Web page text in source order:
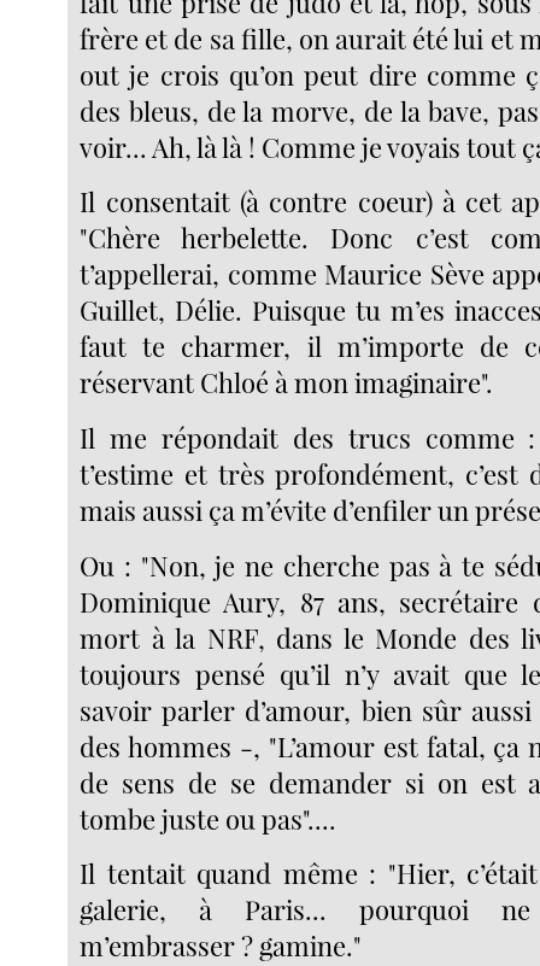
frère et de sa fille, on aurait été lui et
out je crois qu’on peut dire comme
des bleus, de la morve, de la bave,
voir... Ah, là là ! Comme je voyais tout
Il consentait (à contre coeur) à cet
"Chère herbelette. Donc c’est
t’appellerai, comme Maurice Sève
Guillet, Délie. Puisque tu m’es
faut te charmer, il m’importe de
réservant Chloé à mon imaginaire".
Il me répondait des trucs comme
t’estime et très profondément,
mais aussi ça m’évite d’enfiler un
Ou : "Non, je ne cherche pas à te
Dominique Aury, 87 ans, secrétaire
mort à la NRF, dans le Monde des
toujours pensé qu’il n’y avait que
savoir parler d’amour, bien sûr
des hommes -, "L’amour est fatal, ça
de sens de se demander si on est
tombe juste ou pas"....
Il tentait quand même : "Hier,
galerie, à Paris... pourquoi
m’embrasser ? gamine."